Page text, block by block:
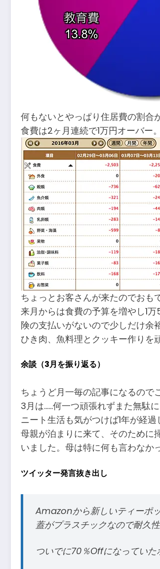
何もないとやっぱり住居費の割合
食費は2ヶ月連続で1万円オーバー。
ちょっとお客さんが来たのでおも
来月からは食費の予算を増やし1
険の支払いがないので少しだけ余
ひき肉、魚料理とクッキー作りを
余談（3月を振り返る）
ちょうど月一毎の記事になるので
3月は……何一つ頑張れずまた無駄
ニート生活も気がつけば1年が経
母親が泊まりに来て、そのために
いました。母は特に何も言わなか
ツイッター発言抜き出し
Amazonから新しいティーポッ
蓋がプラスチックなので耐久
ついでに70％Offになってい